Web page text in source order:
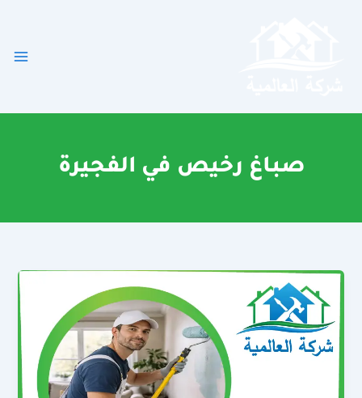
صباغ رخيص في الفجيرة